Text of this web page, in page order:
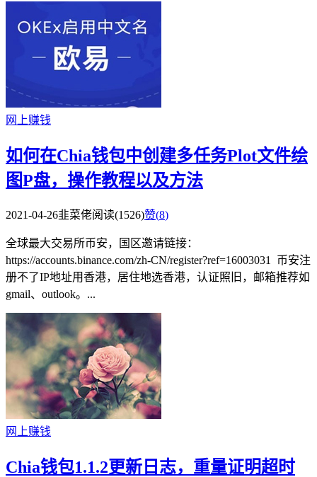
网上赚钱
如何在Chia钱包中创建多任务Plot文件绘
图P盘，操作教程以及方法
2021-04-26韭菜佬阅读(1526)赞(8)
全球最大交易所币安，国区邀请链接：
https://accounts.binance.com/zh-CN/register?ref=16003031 币安注
册不了IP地址用香港，居住地选香港，认证照旧，邮箱推荐如
gmail、outlook。...
网上赚钱
Chia钱包1.1.2更新日志，重量证明超时